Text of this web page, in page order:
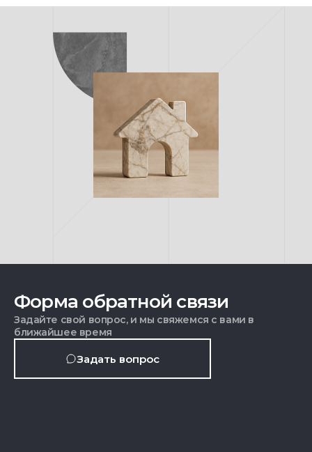
Форма обратной связи
Задайте свой вопрос, и мы свяжемся с вами в
ближайшее время
Задать вопрос